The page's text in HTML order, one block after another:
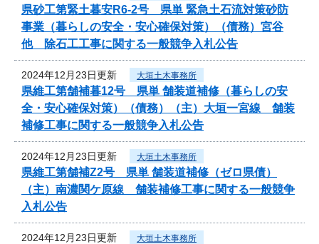
県砂工第緊土暮安R6-2号 県単 緊急土石流対策砂防
事業（暮らしの安全・安心確保対策）（債務）宮谷
他 除石工工事に関する一般競争入札公告
2024年12月23日更新 大垣土木事務所
県維工第舗補暮12号 県単 舗装道補修（暮らしの安
全・安心確保対策）（債務）（主）大垣一宮線 舗装
補修工事に関する一般競争入札公告
2024年12月23日更新 大垣土木事務所
県維工第舗補Z2号 県単 舗装道補修（ゼロ県債）
（主）南濃関ケ原線 舗装補修工事に関する一般競争
入札公告
2024年12月23日更新 大垣土木事務所